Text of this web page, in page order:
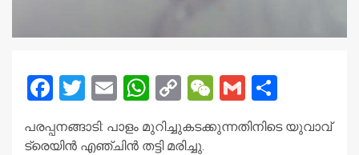
Facebook
Twitter
EmailWhatsApp
CopyWeChat
Gmail
പരപ്പനങ്ങാടി: പാളം മുറിച്ചുകടക്കുന്നതിനിടെ യുവാവ്
ട്രെയിൻ എഞ്ചിൻ തട്ടി മരിച്ചു.